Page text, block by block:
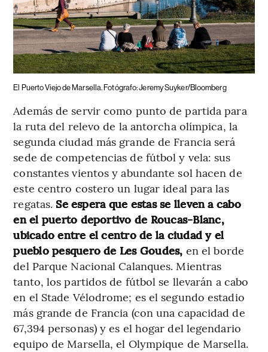
El Puerto Viejo de Marsella. Fotógrafo: Jeremy Suyker/Bloomberg
Además de servir como punto de partida para
la ruta del relevo de la antorcha olímpica, la
segunda ciudad más grande de Francia será
sede de competencias de fútbol y vela: sus
constantes vientos y abundante sol hacen de
este centro costero un lugar ideal para las
regatas. Se espera que estas se lleven a cabo
en el puerto deportivo de Roucas-Blanc,
ubicado entre el centro de la ciudad y el
pueblo pesquero de Les Goudes, en el borde
del Parque Nacional Calanques. Mientras
tanto, los partidos de fútbol se llevarán a cabo
en el Stade Vélodrome; es el segundo estadio
más grande de Francia (con una capacidad de
67,394 personas) y es el hogar del legendario
equipo de Marsella, el Olympique de Marsella.